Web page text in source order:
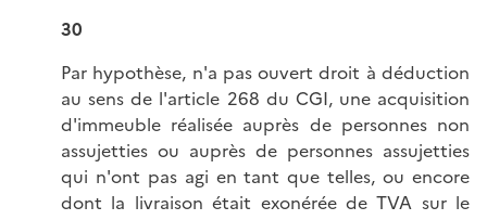
30
Par hypothèse, n'a pas ouvert droit à déduction
au sens de l'article 268 du CGI, une acquisition
d'immeuble réalisée auprès de personnes non
assujetties ou auprès de personnes assujetties
qui n'ont pas agi en tant que telles, ou encore
dont la livraison était exonérée de TVA sur le